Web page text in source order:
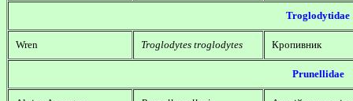
Troglodytidae
Wren Troglodytes troglodytes Кропивник
Prunellidae